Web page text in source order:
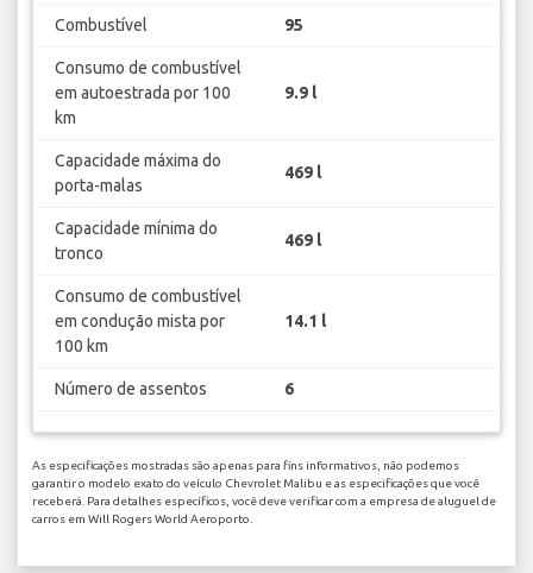
Combustível 95
Consumo de combustível
em autoestrada por 100
km
9.9 l
Capacidade máxima do
porta-malas
469 l
Capacidade mínima do
tronco
469 l
Consumo de combustível
em condução mista por
100 km
14.1 l
Número de assentos 6
As especificações mostradas são apenas para fins informativos, não podemos
garantir o modelo exato do veículo Chevrolet Malibu e as especificações que você
receberá. Para detalhes específicos, você deve verificar com a empresa de aluguel de
carros em Will Rogers World Aeroporto.